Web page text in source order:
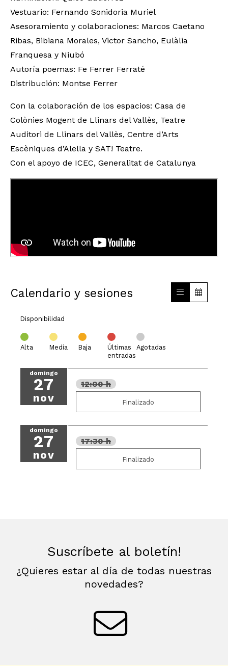
Vestuario: Fernando Sonidoria Muriel
Asesoramiento y colaboraciones: Marcos Caetano
Ribas, Bibiana Morales, Victor Sancho, Eulàlia
Franquesa y Niubó
Autoría poemas: Fe Ferrer Ferraté
Distribución: Montse Ferrer
Con la colaboración de los espacios: Casa de
Colònies Mogent de Llinars del Vallès, Teatre
Auditori de Llinars del Vallès, Centre d’Arts
Escèniques d’Alella y SAT! Teatre.
Con el apoyo de ICEC, Generalitat de Catalunya
Calendario y sesiones
Disponibilidad
Alta Media Baja
Últimas
entradas
Agotadas
domingo
27
nov
12:00 h
Finalizado
domingo
27
nov
17:30 h
Finalizado
Suscríbete al boletín!
¿Quieres estar al día de todas nuestras
novedades?